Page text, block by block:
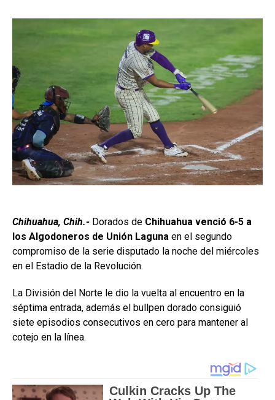
Chihuahua, Chih.- Dorados de Chihuahua venció 6-5 a
los Algodoneros de Unión Laguna en el segundo
compromiso de la serie disputado la noche del miércoles
en el Estadio de la Revolución.
La División del Norte le dio la vuelta al encuentro en la
séptima entrada, además el bullpen dorado consiguió
siete episodios consecutivos en cero para mantener al
cotejo en la línea.